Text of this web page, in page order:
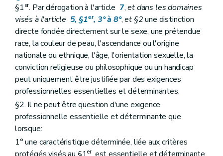
§1er. Par dérogation à l'article 7,et dans les domaines
visés à l'article 5, §1er, 3° à 8°,et §2une distinction
directe fondée directement sur le sexe, une prétendue
race, la couleur de peau, l'ascendance ou l'origine
nationale ou ethnique, l'âge, l'orientation sexuelle, la
conviction religieuse ou philosophique ou un handicap
peut uniquement être justifiée par des exigences
professionnelles essentielles et déterminantes.
§2. Il ne peut être question d'une exigence
professionnelle essentielle et déterminante que
lorsque:
1° une caractéristique déterminée, liée aux critères
er